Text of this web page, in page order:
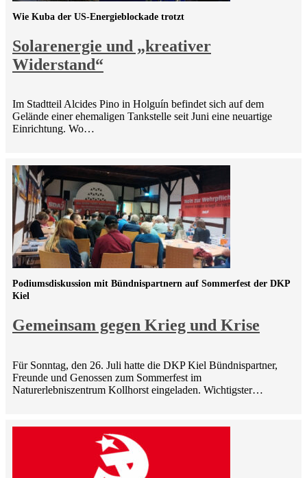
Solarenergie und „kreativer
Widerstand“
Wie Kuba der US-Energieblockade trotzt
Im Stadtteil Alcides Pino in Holguín befindet sich auf dem
Gelände einer ehemaligen Tankstelle seit Juni eine neuartige
Einrichtung. Wo…
Gemeinsam gegen Krieg und Krise
Podiumsdiskussion mit Bündnispartnern auf Sommerfest der DKP
Kiel
Für Sonntag, den 26. Juli hatte die DKP Kiel Bündnispartner,
Freunde und Genossen zum Sommerfest im
Naturerlebniszentrum Kollhorst eingeladen. Wichtigster…